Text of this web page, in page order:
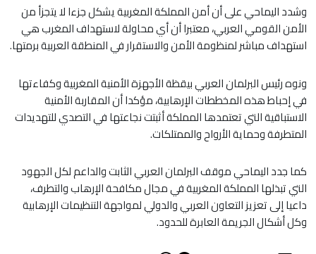
وشدد اليماحي على أن أمن المملكة المغربية يشكل جزءا لا يتجزأ من
الأمن القومي العربي، معتبرا أن أي محاولة لاستهداف المغرب هي
استهداف مباشر لمنظومة الأمن والاستقرار في المنطقة العربية برمتها.
ونوه رئيس البرلمان العربي بيقظة الأجهزة الأمنية المغربية وكفاءتها
في إحباط هذه المخططات الإرهابية، مؤكدا أن المقاربة الأمنية
الاستباقية التي تعتمدها المملكة أثبتت نجاعتها في التصدي للتهديدات
المتطرفة وحماية الأرواح والممتلكات.
كما جدد اليماحي موقف البرلمان العربي الثابت والداعم لكل الجهود
التي تبذلها المملكة المغربية في مجال مكافحة الإرهاب والتطرف،
داعيا إلى تعزيز التعاون العربي والدولي لمواجهة التنظيمات الإرهابية
وكل أشكال الجريمة العابرة للحدود.